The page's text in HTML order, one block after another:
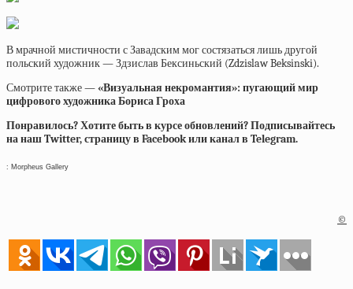
В мрачной мистичности с Завадским мог состязаться лишь другой
польский художник — Здзислав Бексиньский (Zdzislaw Beksinski).
Смотрите также —«Визуальная некромантия»: пугающий мир
цифрового художника Бориса Гроха
Понравилось? Хотите быть в курсе обновлений? Подписывайтесь
на наш Twitter, страницу в Facebook или канал в Telegram.
: Morpheus Gallery
©